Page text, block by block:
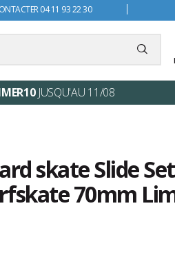
04 11 93 22 30
JUSQU'AU 11/08
skate Slide
70mm